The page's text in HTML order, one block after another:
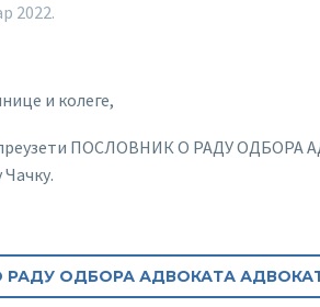
2022.
и колеге,
ПОСЛОВНИК О РАДУ ОДБОРА
Чачку.
ОДБОРА АДВОКАТА